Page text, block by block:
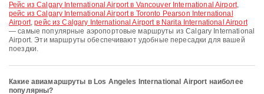
рейс из Calgary International Airport в Vancouver International Airport,
рейс из Calgary International Airport в Toronto Pearson International
Airport,рейс из Calgary International Airport в Narita International Airport
— самые популярные аэропортовые маршруты из Calgary International
Airport. Эти маршруты обеспечивают удобные пересадки для вашей
поездки.
Какие авиамаршруты в Los Angeles International Airport наиболее
популярны?